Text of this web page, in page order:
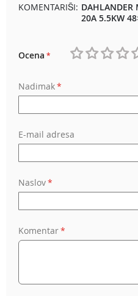
KOMENTARIŠI: DAHLANDER
20A 5.5KW
Ocena
Nadimak
E-mail adresa
Naslov
Komentar